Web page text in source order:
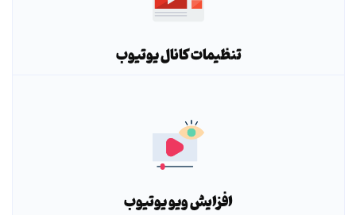
تنظیمات کانال یوتیوب
افزایش ویو یوتیوب